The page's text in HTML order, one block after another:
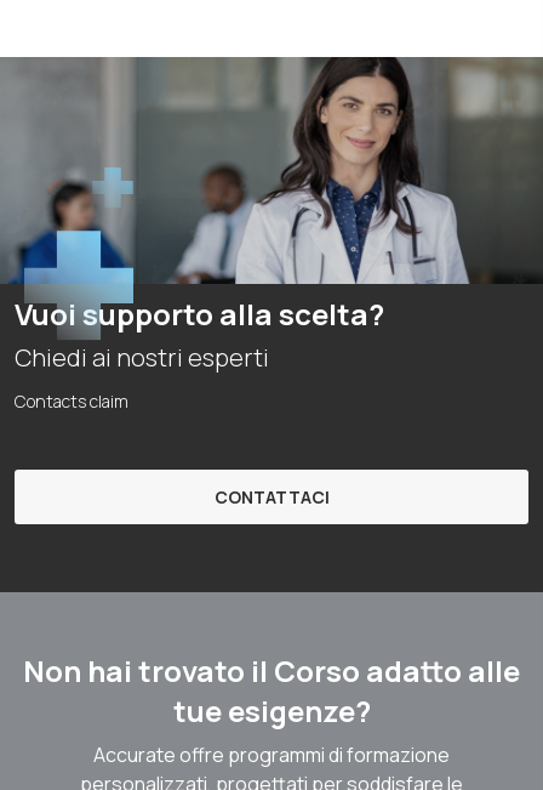
Vuoi supporto alla scelta?
Chiedi ai nostri esperti
Contacts claim
CONTATTACI
Non hai trovato il Corso adatto alle
tue esigenze?
Accurate offre programmi di formazione
personalizzati, progettati per soddisfare le